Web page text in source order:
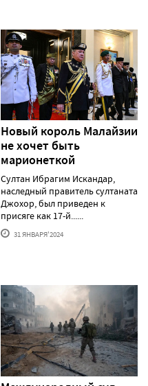
Новый король Малайзии
не хочет быть
марионеткой
Султан Ибрагим Искандар,
наследный правитель султаната
Джохор, был приведен к
присяге как 17-й......
31 ЯНВАРЯ'2024